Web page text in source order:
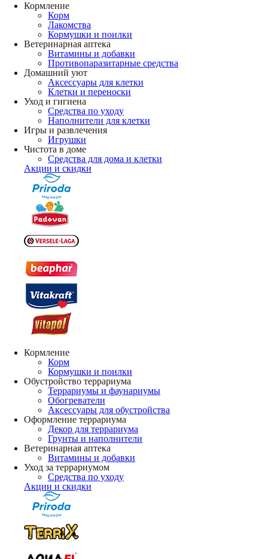
Кормление
Корм
Лакомства
Кормушки и поилки
Ветеринарная аптека
Витамины и добавки
Противопаразитарные средства
Домашний уют
Аксессуары для клетки
Клетки и переноски
Уход и гигиена
Средства по уходу
Наполнители для клетки
Игры и развлечения
Игрушки
Чистота в доме
Средства для дома и клетки
Акции и скидки
Кормление
Корм
Кормушки и поилки
Обустройство террариума
Террариумы и фаунариумы
Обогреватели
Аксессуары для обустройства
Оформление террариума
Декор для террариума
Грунты и наполнители
Ветеринарная аптека
Витамины и добавки
Уход за террариумом
Средства по уходу
Акции и скидки